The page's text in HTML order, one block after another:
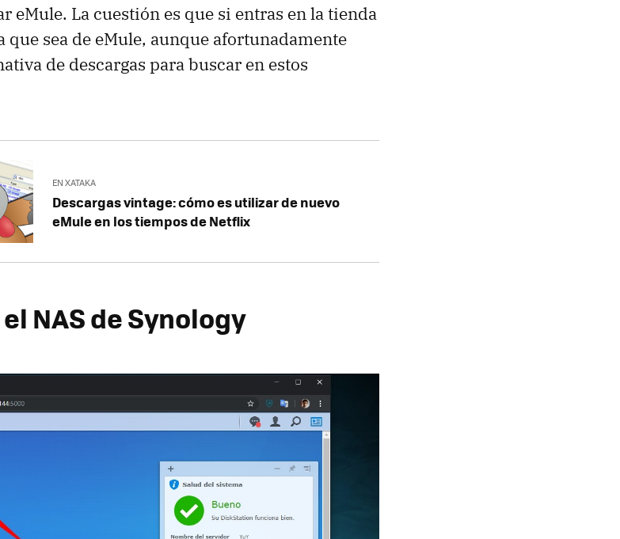
eMule. La cuestión es que si entras en la tienda
que sea de eMule, aunque afortunadamente
de descargas para buscar en estos
EN XATAKA
Descargas vintage: cómo es utilizar de nuevo
eMule en los tiempos de Netflix
NAS de Synology